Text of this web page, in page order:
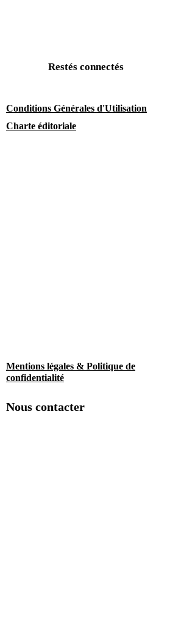
Restés connectés
Conditions Générales d'Utilisation
Charte éditoriale
Mentions légales & Politique de
confidentialité
Nous contacter